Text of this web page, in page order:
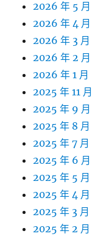
2026 年 5 月
2026 年 4 月
2026 年 3 月
2026 年 2 月
2026 年 1 月
2025 年 11 月
2025 年 9 月
2025 年 8 月
2025 年 7 月
2025 年 6 月
2025 年 5 月
2025 年 4 月
2025 年 3 月
2025 年 2 月